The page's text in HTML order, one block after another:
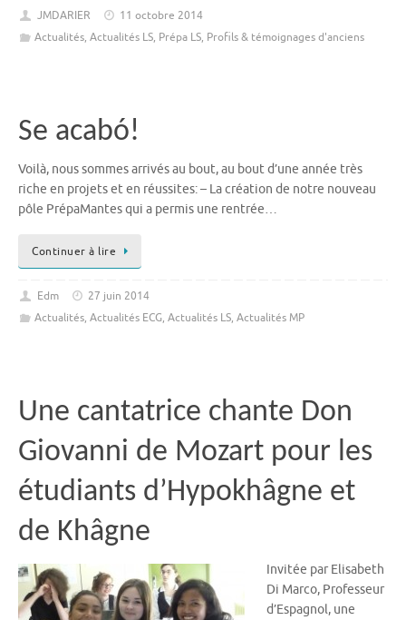
JMDARIER
11 octobre 2014
Actualités, Actualités LS, Prépa LS, Profils & témoignages d'anciens
Se acabó!
Voilà, nous sommes arrivés au bout, au bout d’une année très
riche en projets et en réussites: – La création de notre nouveau
pôle PrépaMantes qui a permis une rentrée…
Continuer à lire
Edm
27 juin 2014
Actualités, Actualités ECG, Actualités LS, Actualités MP
Une cantatrice chante Don
Giovanni de Mozart pour les
étudiants d’Hypokhâgne et
de Khâgne
Invitée par Elisabeth
Di Marco, Professeur
d’Espagnol, une